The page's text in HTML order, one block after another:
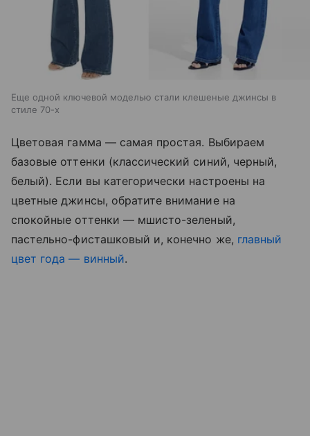
Еще одной ключевой моделью стали клешеные джинсы в
стиле 70-х
Цветовая гамма — самая простая. Выбираем
базовые оттенки (классический синий, черный,
белый). Если вы категорически настроены на
цветные джинсы, обратите внимание на
спокойные оттенки — мшисто-зеленый,
пастельно-фисташковый и, конечно же, главный
цвет года — винный.